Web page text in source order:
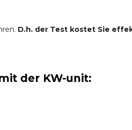
D.h. der Test kostet Sie
der KW-unit: